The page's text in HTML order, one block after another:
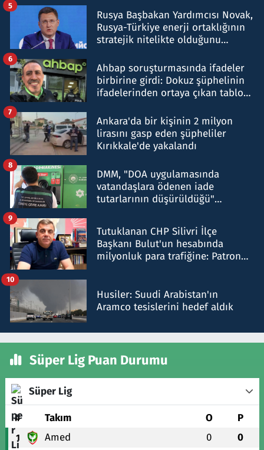
Rusya Başbakan Yardımcısı Novak,
Rusya-Türkiye enerji ortaklığının
stratejik nitelikte olduğunu
5
Ahbap soruşturmasında ifadeler
birbirine girdi: Dokuz şüphelinin
ifadelerinden ortaya çıkan tablo
6
Ankara'da bir kişinin 2 milyon
lirasını gasp eden şüpheliler
Kırıkkale'de yakalandı
7
DMM, "DOA uygulamasında
vatandaşlara ödenen iade
tutarlarının düşürüldüğü"
8
Tutuklanan CHP Silivri İlçe
Başkanı Bulut'un hesabında
milyonluk para trafiğine: Patron
9
Husiler: Suudi Arabistan'ın
Aramco tesislerini hedef aldık
10
Süper Lig Puan Durumu
Süper Lig
# Takım O P
1 Amed 0 0